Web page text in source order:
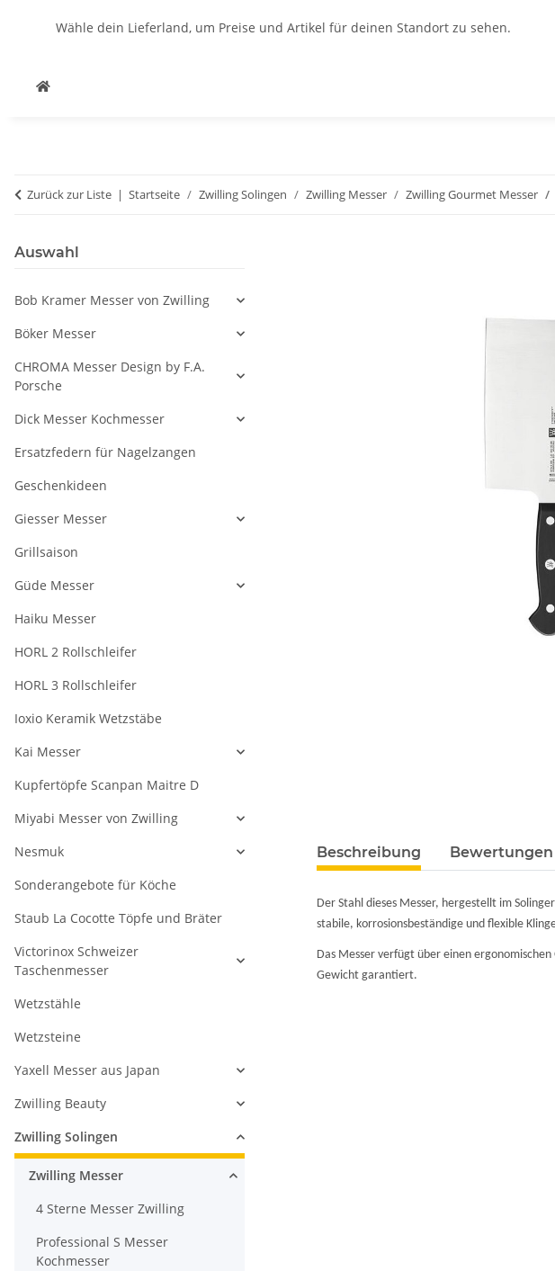
Wähle dein Lieferland, um Preise und Artikel für deinen Standort zu sehen.
Zurück zur Liste Startseite Zwilling Solingen Zwilling Messer Zwilling Gourmet Messer
Beschreibung Bewertungen
Der Stahl dieses Messer, hergestellt im
stabile, korrosionsbeständige und flexible
Das Messer verfügt über einen
Gewicht garantiert.
Auswahl
Bob Kramer Messer von Zwilling
Böker Messer
CHROMA Messer Design by F.A.
Porsche
Dick Messer Kochmesser
Ersatzfedern für Nagelzangen
Geschenkideen
Giesser Messer
Grillsaison
Güde Messer
Haiku Messer
HORL 2 Rollschleifer
HORL 3 Rollschleifer
Ioxio Keramik Wetzstäbe
Kai Messer
Kupfertöpfe Scanpan Maitre D
Miyabi Messer von Zwilling
Nesmuk
Sonderangebote für Köche
Staub La Cocotte Töpfe und Bräter
Victorinox Schweizer
Taschenmesser
Wetzstähle
Wetzsteine
Yaxell Messer aus Japan
Zwilling Beauty
Zwilling Solingen
Zwilling Messer
4 Sterne Messer Zwilling
Professional S Messer
Kochmesser